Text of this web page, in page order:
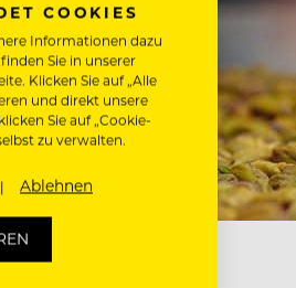
COOKIES
Informationen dazu
Sie in unserer
Klicken Sie auf „Alle
und direkt unsere
Sie auf „Cookie-
zu verwalten.
Ablehnen